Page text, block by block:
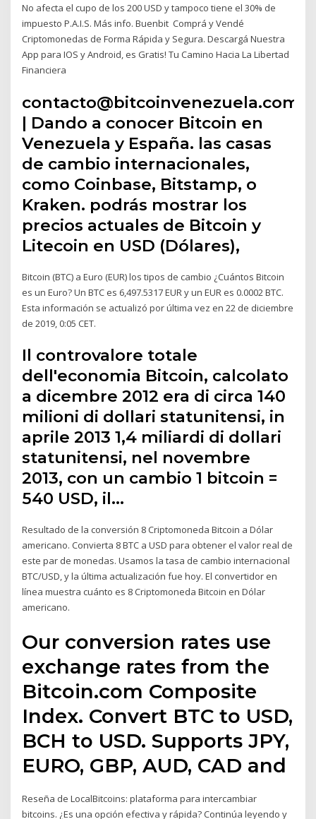
No afecta el cupo de los 200 USD y tampoco tiene el 30% de
impuesto P.A.I.S. Más info. Buenbit Comprá y Vendé
Criptomonedas de Forma Rápida y Segura. Descargá Nuestra
App para IOS y Android, es Gratis! Tu Camino Hacia La Libertad
Financiera
contacto@bitcoinvenezuela.com
| Dando a conocer Bitcoin en
Venezuela y España. las casas
de cambio internacionales,
como Coinbase, Bitstamp, o
Kraken. podrás mostrar los
precios actuales de Bitcoin y
Litecoin en USD (Dólares),
Bitcoin (BTC) a Euro (EUR) los tipos de cambio ¿Cuántos Bitcoin
es un Euro? Un BTC es 6,497.5317 EUR y un EUR es 0.0002 BTC.
Esta información se actualizó por última vez en 22 de diciembre
de 2019, 0:05 CET.
Il controvalore totale
dell'economia Bitcoin, calcolato
a dicembre 2012 era di circa 140
milioni di dollari statunitensi, in
aprile 2013 1,4 miliardi di dollari
statunitensi, nel novembre
2013, con un cambio 1 bitcoin =
540 USD, il…
Resultado de la conversión 8 Criptomoneda Bitcoin a Dólar
americano. Convierta 8 BTC a USD para obtener el valor real de
este par de monedas. Usamos la tasa de cambio internacional
BTC/USD, y la última actualización fue hoy. El convertidor en
línea muestra cuánto es 8 Criptomoneda Bitcoin en Dólar
americano.
Our conversion rates use
exchange rates from the
Bitcoin.com Composite
Index. Convert BTC to USD,
BCH to USD. Supports JPY,
EURO, GBP, AUD, CAD and
Reseña de LocalBitcoins: plataforma para intercambiar
bitcoins. ¿Es una opción efectiva y rápida? Continúa leyendo y